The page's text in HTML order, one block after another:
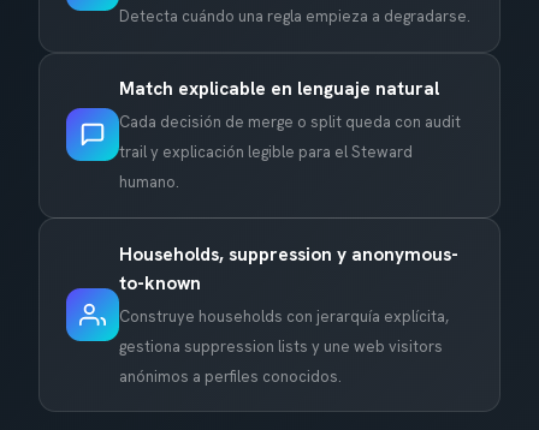
Detecta cuándo una regla empieza a degradarse.
Match explicable en lenguaje natural
Cada decisión de merge o split queda con audit
trail y explicación legible para el Steward
humano.
Households, suppression y anonymous-
to-known
Construye households con jerarquía explícita,
gestiona suppression lists y une web visitors
anónimos a perfiles conocidos.